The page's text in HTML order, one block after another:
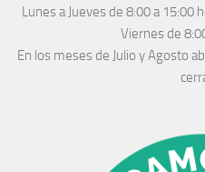
Lunes a Jueves de 8:00 a 15:00
Viernes de
En los meses de Julio y Agosto